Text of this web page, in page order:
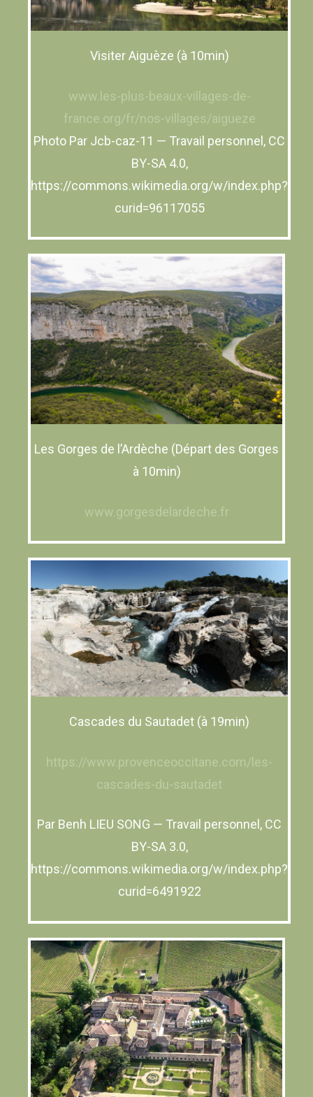
Visiter Aiguèze (à 10min)
www.les-plus-beaux-villages-de-
france.org/fr/nos-villages/aigueze
Photo Par Jcb-caz-11 — Travail personnel, CC
BY-SA 4.0,
https://commons.wikimedia.org/w/index.php?
curid=96117055
Les Gorges de l’Ardèche (Départ des Gorges
à 10min)
www.gorgesdelardeche.fr
Cascades du Sautadet (à 19min)
https://www.provenceoccitane.com/les-
cascades-du-sautadet
Par Benh LIEU SONG — Travail personnel, CC
BY-SA 3.0,
https://commons.wikimedia.org/w/index.php?
curid=6491922